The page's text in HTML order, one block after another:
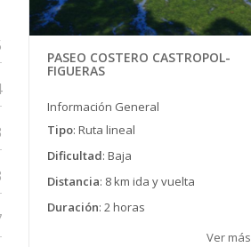
PASEO COSTERO CASTROPOL-
FIGUERAS
Información General
Tipo: Ruta lineal
Dificultad: Baja
Distancia: 8 km ida y vuelta
Duración: 2 horas
Ver más